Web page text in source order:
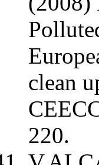
clean
220.